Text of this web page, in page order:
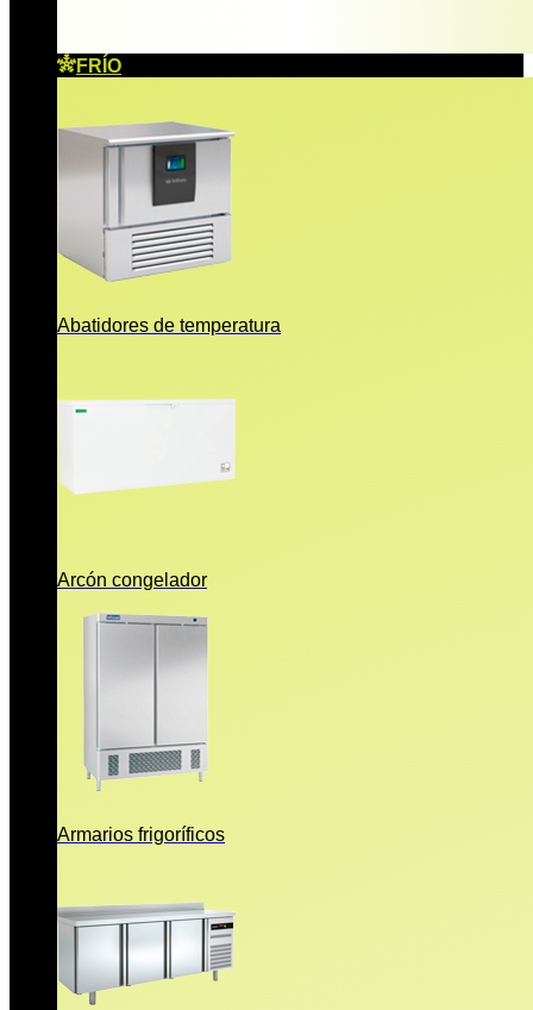
FRÍO
Abatidores de temperatura
Arcón congelador
Armarios frigoríficos